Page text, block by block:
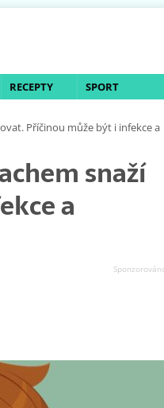
RECEPTY SPORT
Příčinou může být i infekce a
snaží
a